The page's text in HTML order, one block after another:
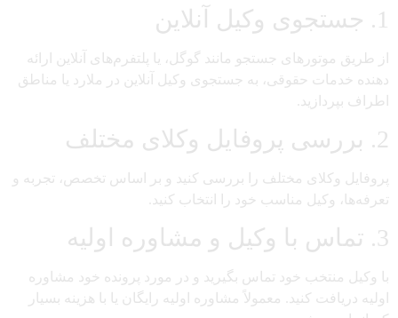
1. جستجوی وکیل آنلاین
از طریق موتورهای جستجو مانند گوگل، یا پلتفرم‌های آنلاین ارائه
دهنده خدمات حقوقی، به جستجوی وکیل آنلاین در ملارد یا مناطق
اطراف بپردازید.
2. بررسی پروفایل وکلای مختلف
پروفایل وکلای مختلف را بررسی کنید و بر اساس تخصص، تجربه و
تعرفه‌ها، وکیل مناسب خود را انتخاب کنید.
3. تماس با وکیل و مشاوره اولیه
با وکیل منتخب خود تماس بگیرید و در مورد پرونده خود مشاوره
اولیه دریافت کنید. معمولاً مشاوره اولیه رایگان یا با هزینه بسیار